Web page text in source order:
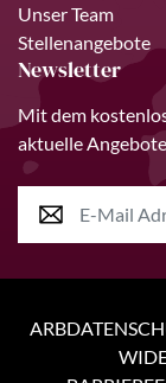
Unser Team
Stellenangebote
Newsletter
Mit dem
aktuelle
ARB